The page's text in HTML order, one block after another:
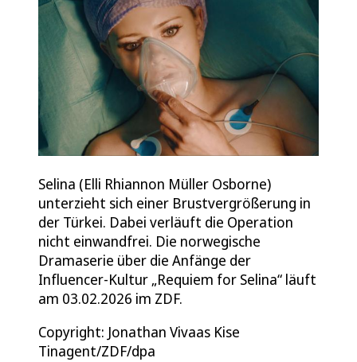
Selina (Elli Rhiannon Müller Osborne)
unterzieht sich einer Brustvergrößerung in
der Türkei. Dabei verläuft die Operation
nicht einwandfrei. Die norwegische
Dramaserie über die Anfänge der
Influencer-Kultur „Requiem for Selina“ läuft
am 03.02.2026 im ZDF.
Copyright: Jonathan Vivaas Kise
Tinagent/ZDF/dpa